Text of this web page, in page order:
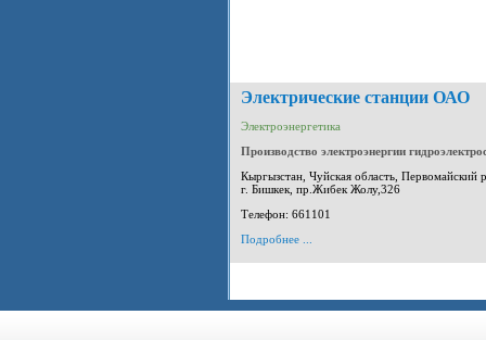
Электрические станции ОАО
Электроэнергетика
Производство электроэнергии
Кыргызстан, Чуйская область, Первомайский
г. Бишкек, пр.Жибек Жолу,326
Телефон: 661101
Подробнее ...